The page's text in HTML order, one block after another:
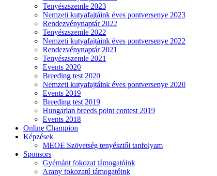
Tenyészszemle 2023
Nemzeti kutyafajtáink éves pontversenye 2023
Rendezvénynaptár 2022
Tenyészszemle 2022
Nemzeti kutyafajtáink éves pontversenye 2022
Rendezvénynaptár 2021
Tenyészszemle 2021
Events 2020
Breeding test 2020
Nemzeti kutyafajtáink éves pontversenye 2020
Events 2019
Breeding test 2019
Hungarian breeds point contest 2019
Events 2018
Online Champion
Képzések
MEOE Szövetség tenyésztői tanfolyam
Sponsors
Gyémánt fokozat támogatóink
Arany fokozatú támogatóink